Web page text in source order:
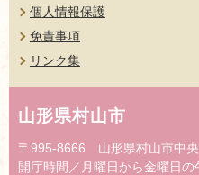
個人情報保護
免責事項
リンク集
山形県村山市
〒995-8666 山形県村山市中
開庁時間／月曜日から金曜日